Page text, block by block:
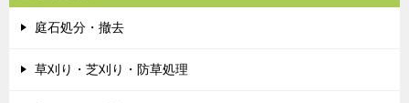
庭石処分・撤去
草刈り・芝刈り・防草処理